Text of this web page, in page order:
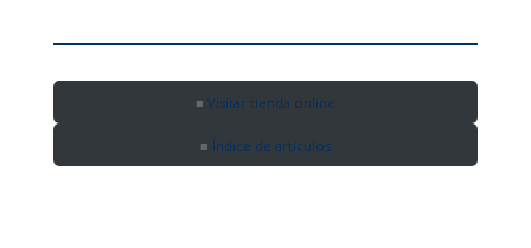
Visitar tienda online
Índice de artículos